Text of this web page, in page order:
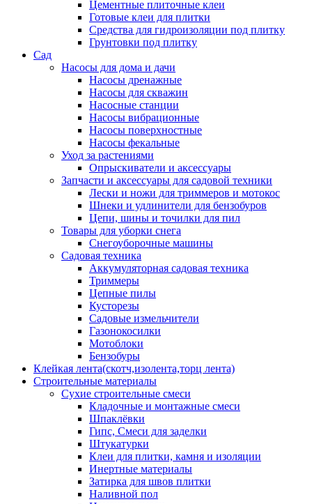
Цементные плиточные клеи
Готовые клеи для плитки
Средства для гидроизоляции под плитку
Грунтовки под плитку
Сад
Насосы для дома и дачи
Насосы дренажные
Насосы для скважин
Насосные станции
Насосы вибрационные
Насосы поверхностные
Насосы фекальные
Уход за растениями
Опрыскиватели и аксессуары
Запчасти и аксессуары для садовой техники
Лески и ножи для триммеров и мотокос
Шнеки и удлинители для бензобуров
Цепи, шины и точилки для пил
Товары для уборки снега
Снегоуборочные машины
Садовая техника
Аккумуляторная садовая техника
Триммеры
Цепные пилы
Кусторезы
Садовые измельчители
Газонокосилки
Мотоблоки
Бензобуры
Клейкая лента(скотч,изолента,торц лента)
Строительные материалы
Сухие строительные смеси
Кладочные и монтажные смеси
Шпаклёвки
Гипс, Смеси для заделки
Штукатурки
Клеи для плитки, камня и изоляции
Инертные материалы
Затирка для швов плитки
Наливной пол